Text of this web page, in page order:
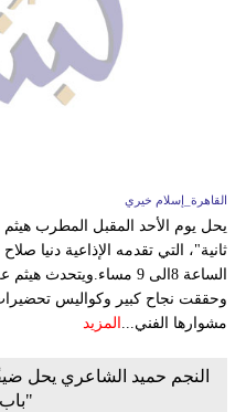
القاهرة_إسلام خيري
ثانية"، التي تقدمه الإذاعية دنيا
الساعة 8الى 9
وحققت نجاح كبير وكواليس
مشوارها الفني...
المزيد
"باب